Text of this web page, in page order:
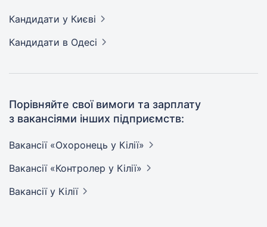
Кандидати у Києві
Кандидати в Одесі
Порівняйте свої вимоги та зарплату
з вакансіями інших підприємств:
Вакансії «Охоронець у Кілії»
Вакансії «Контролер у Кілії»
Вакансії у Кілії